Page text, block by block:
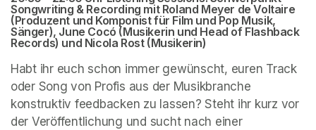
Songwriting & Recording mit Roland Meyer de Voltaire
(Produzent und Komponist für Film und Pop Musik,
Sänger), June Cocó (Musikerin und Head of Flashback
Records) und Nicola Rost (Musikerin)
Habt ihr euch schon immer gewünscht, euren Track
oder Song von Profis aus der Musikbranche
konstruktiv feedbacken zu lassen? Steht ihr kurz vor
der Veröffentlichung und sucht nach einer